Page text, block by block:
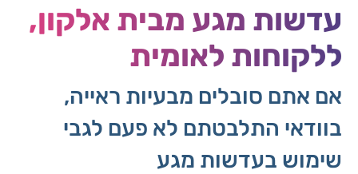
עדשות מגע מבית אלקון,
ללקוחות לאומית
אם אתם סובלים מבעיות ראייה,
בוודאי התלבטתם לא פעם לגבי
שימוש בעדשות מגע